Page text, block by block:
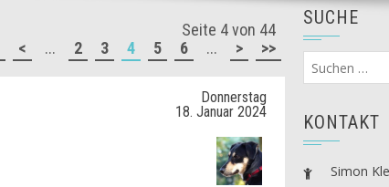
Seite 4 von 44
< ... 2 3 4 5 6 ... > >>
Donnerstag
18. Januar 2024
SUCHE
Suchen
nach:
KONTAKT
Simon